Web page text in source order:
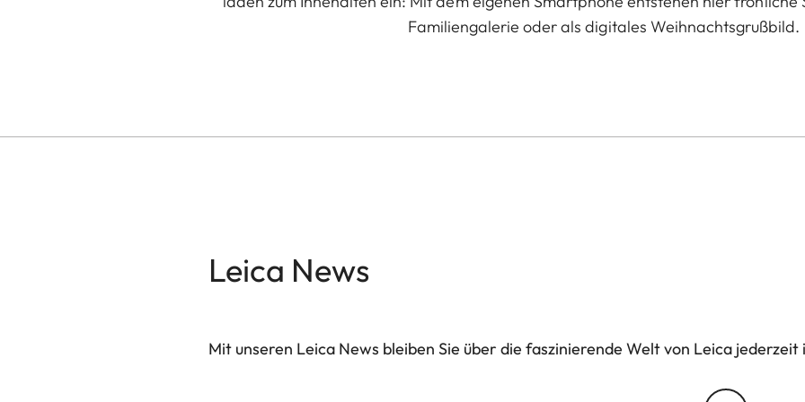
Familiengalerie oder als digitales Weihnachtsgrußbild.
Leica News
Mit unseren Leica News bleiben Sie über die faszinierende Welt von Leica